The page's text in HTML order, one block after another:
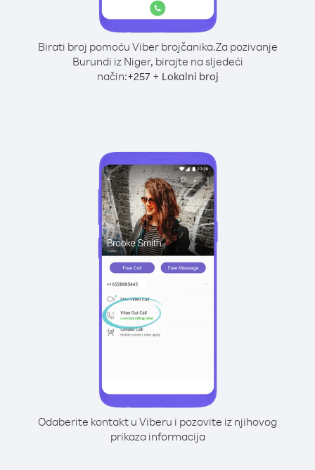
Birati broj pomoću Viber brojčanika.Za pozivanje
Burundi iz Niger, birajte na sljedeći
način:+257+ Lokalni broj
Odaberite kontakt u Viberu i pozovite iz njihovog
prikaza informacija